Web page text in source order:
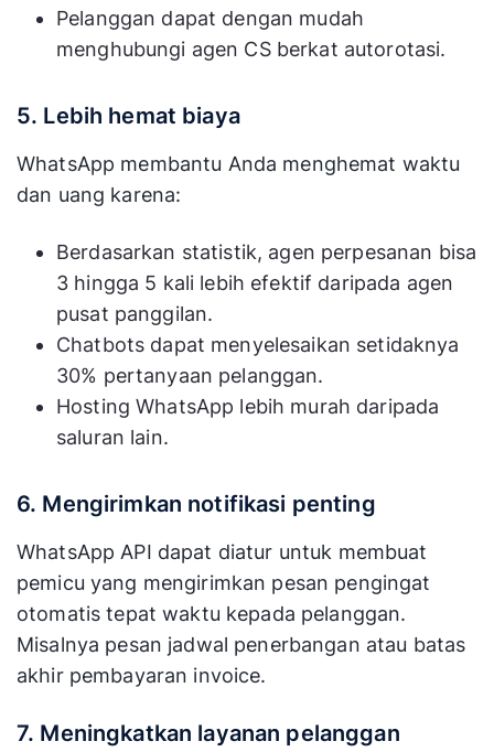
Pelanggan dapat dengan mudah
menghubungi agen CS berkat autorotasi.
5. Lebih hemat biaya
WhatsApp membantu Anda menghemat waktu
dan uang karena:
Berdasarkan statistik, agen perpesanan bisa
3 hingga 5 kali lebih efektif daripada agen
pusat panggilan.
Chatbots dapat menyelesaikan setidaknya
30% pertanyaan pelanggan.
Hosting WhatsApp lebih murah daripada
saluran lain.
6. Mengirimkan notifikasi penting
WhatsApp API dapat diatur untuk membuat
pemicu yang mengirimkan pesan pengingat
otomatis tepat waktu kepada pelanggan.
Misalnya pesan jadwal penerbangan atau batas
akhir pembayaran invoice.
7. Meningkatkan layanan pelanggan